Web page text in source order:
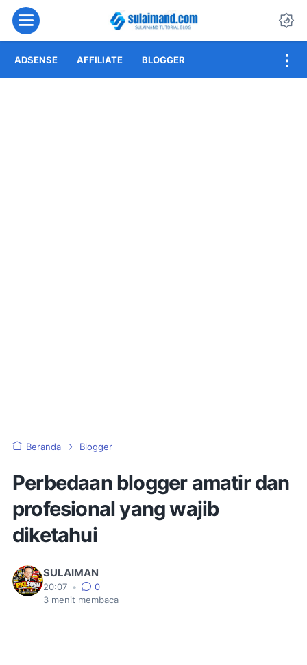
Menu
ADSENSE AFFILIATE BLOGGER
Beranda Blogger
Perbedaan blogger amatir dan
profesional yang wajib
diketahui
SULAIMAN
20:07 •
0
3 menit membaca